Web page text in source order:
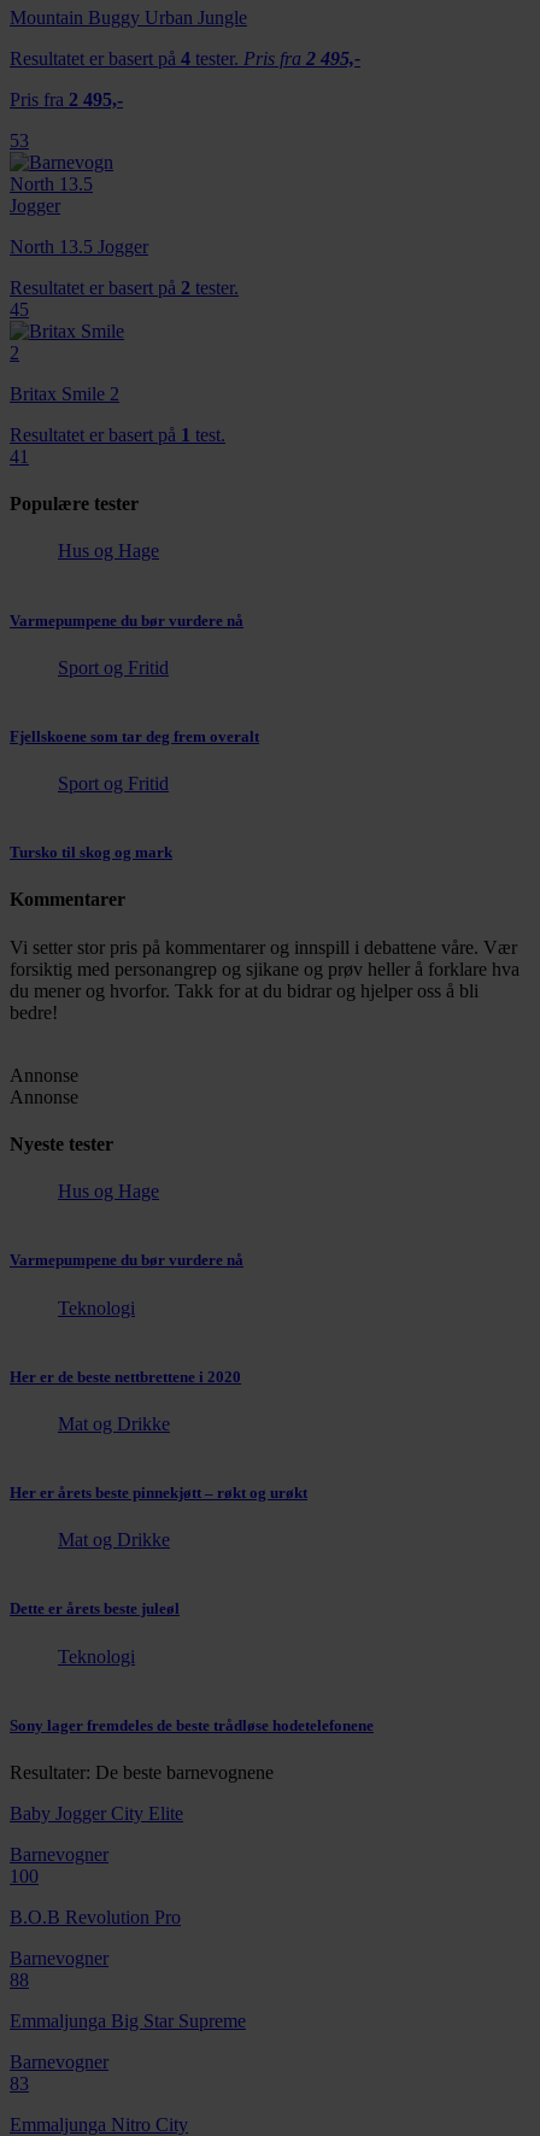
Mountain Buggy Urban Jungle
Resultatet er basert på 4 tester. Pris fra 2 495,-
Pris fra 2 495,-
53
North 13.5 Jogger
Resultatet er basert på 2 tester.
45
Britax Smile 2
Resultatet er basert på 1 test.
41
Populære tester
Hus og Hage
Varmepumpene du bør vurdere nå
Sport og Fritid
Fjellskoene som tar deg frem overalt
Sport og Fritid
Tursko til skog og mark
Kommentarer
Vi setter stor pris på kommentarer og innspill i debattene våre. Vær
forsiktig med personangrep og sjikane og prøv heller å forklare hva
du mener og hvorfor. Takk for at du bidrar og hjelper oss å bli
bedre!
Annonse
Annonse
Nyeste tester
Hus og Hage
Varmepumpene du bør vurdere nå
Teknologi
Her er de beste nettbrettene i 2020
Mat og Drikke
Her er årets beste pinnekjøtt – røkt og urøkt
Mat og Drikke
Dette er årets beste juleøl
Teknologi
Sony lager fremdeles de beste trådløse hodetelefonene
Resultater: De beste barnevognene
Baby Jogger City Elite
Barnevogner
100
B.O.B Revolution Pro
Barnevogner
88
Emmaljunga Big Star Supreme
Barnevogner
83
Emmaljunga Nitro City